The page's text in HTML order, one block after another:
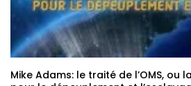
Mike Adams: le traité de l’OMS, ou